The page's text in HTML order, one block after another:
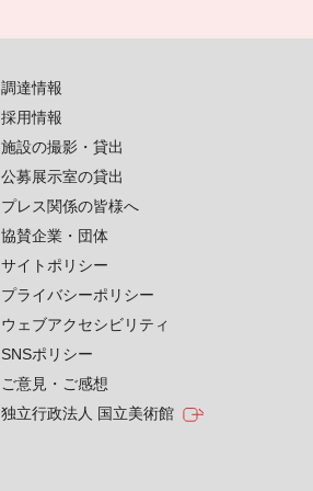
調達情報
採用情報
施設の撮影・貸出
公募展示室の貸出
プレス関係の皆様へ
協賛企業・団体
サイトポリシー
プライバシーポリシー
ウェブアクセシビリティ
SNSポリシー
ご意見・ご感想
独立行政法人 国立美術館